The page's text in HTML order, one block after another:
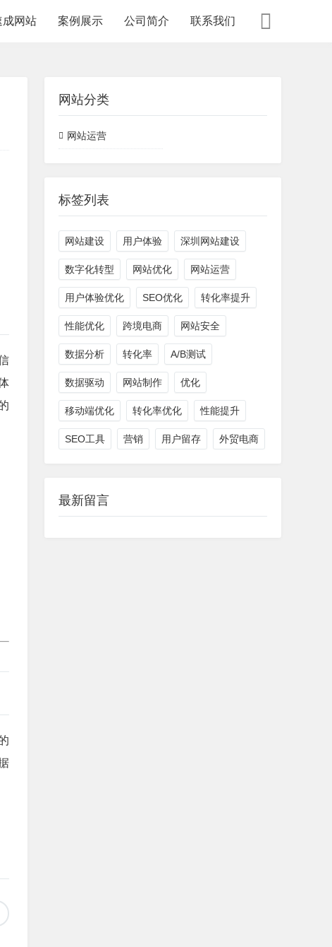
成网站 案例展示 公司简介 联系我们
网站分类
网站运营
标签列表
网站建设 用户体验 深圳网站建设
数字化转型 网站优化 网站运营
用户体验优化 SEO优化 转化率提升
性能优化 跨境电商 网站安全
数据分析 转化率 A/B测试
数据驱动 网站制作 优化
移动端优化 转化率优化 性能提升
SEO工具 营销 用户留存 外贸电商
最新留言